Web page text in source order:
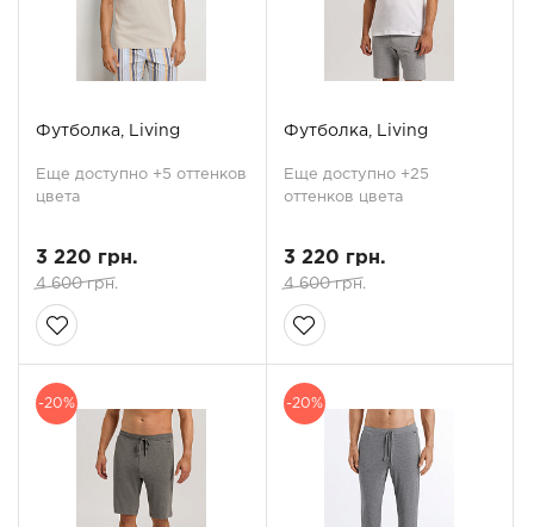
Футболка, Living
Еще доступно +5 оттенков
цвета
3 220 грн.
4 600 грн.
Футболка, Living
Еще доступно +25
оттенков цвета
3 220 грн.
4 600 грн.
-20% -20%